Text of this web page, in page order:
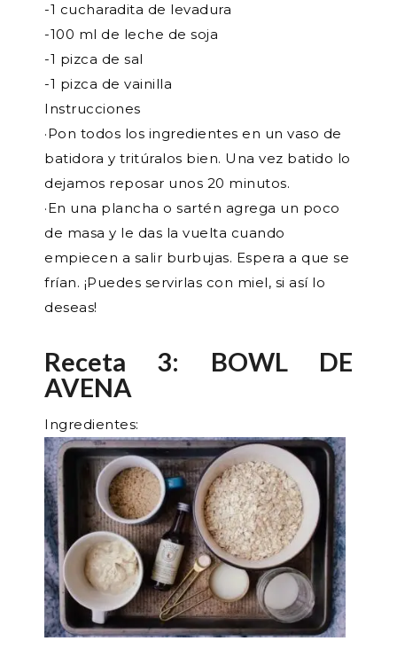
-1 cucharadita de levadura
-100 ml de leche de soja
-1 pizca de sal
-1 pizca de vainilla
Instrucciones
·Pon todos los ingredientes en un vaso de
batidora y tritúralos bien. Una vez batido lo
dejamos reposar unos 20 minutos.
·En una plancha o sartén agrega un poco
de masa y le das la vuelta cuando
empiecen a salir burbujas. Espera a que se
frían. ¡Puedes servirlas con miel, si así lo
deseas!
Receta 3: BOWL DE
AVENA
Ingredientes: